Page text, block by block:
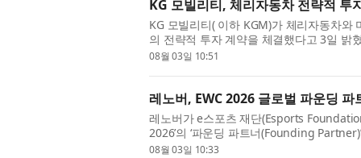
KG 모빌리티, 체리자동차 전략적 투
KG 모빌리티( 이하 KGM)가 체리자동차
의 전략적 투자 계약을 체결했다고 3일 밝
로벌 동반성장을 위한 전략적 투자 계약 체
08월 03일 10:51
레노버, EWC 2026 글로벌 파운딩
레노버가 e스포츠 재단(Esports
2026’의 ‘파운딩 파트너(Founding
츠 대회를 지원한다고 밝혔다. 올해 처음
08월 03일 10:33